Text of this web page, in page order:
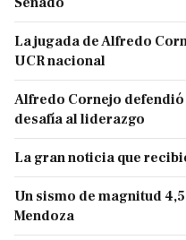
La jugada de Alfredo
UCR nacional
Alfredo Cornejo
desafía al liderazgo
La gran noticia que
Un sismo de magnitud
Mendoza